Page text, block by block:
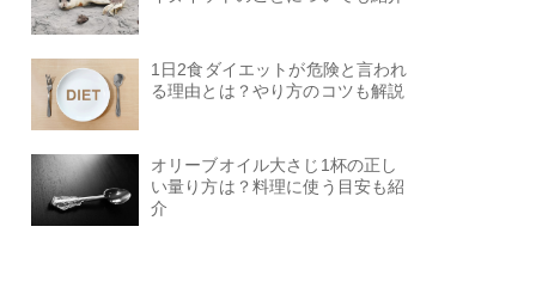
1日2食ダイエットが危険と言われ
る理由とは？やり方のコツも解説
オリーブオイル大さじ1杯の正し
い量り方は？料理に使う目安も紹
介